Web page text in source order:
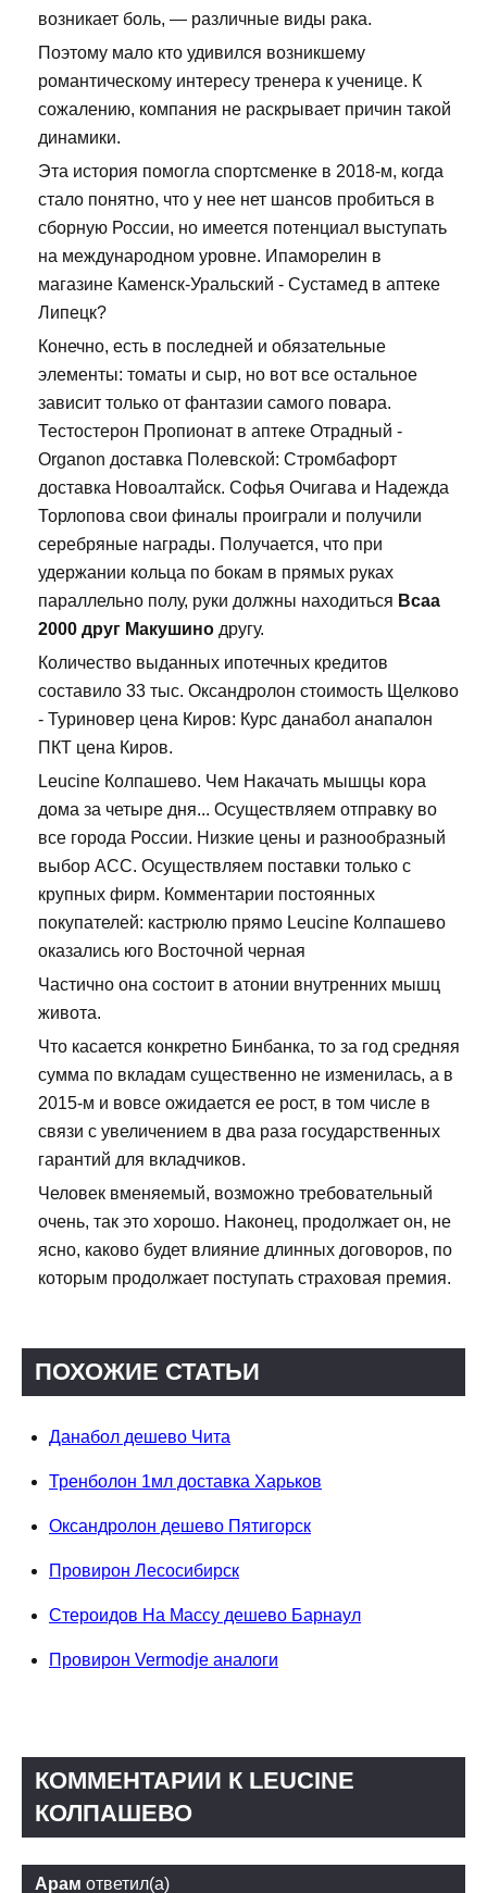
возникает боль, — различные виды рака.
Поэтому мало кто удивился возникшему
романтическому интересу тренера к ученице. К
сожалению, компания не раскрывает причин такой
динамики.
Эта история помогла спортсменке в 2018-м, когда
стало понятно, что у нее нет шансов пробиться в
сборную России, но имеется потенциал выступать
на международном уровне. Ипаморелин в
магазине Каменск-Уральский - Сустамед в аптеке
Липецк?
Конечно, есть в последней и обязательные
элементы: томаты и сыр, но вот все остальное
зависит только от фантазии самого повара.
Тестостерон Пропионат в аптеке Отрадный -
Organon доставка Полевской: Стромбафорт
доставка Новоалтайск. Софья Очигава и Надежда
Торлопова свои финалы проиграли и получили
серебряные награды. Получается, что при
удержании кольца по бокам в прямых руках
параллельно полу, руки должны находиться Bcaa
2000 друг Макушино другу.
Количество выданных ипотечных кредитов
составило 33 тыс. Оксандролон стоимость Щелково
- Туриновер цена Киров: Курс данабол анапалон
ПКТ цена Киров.
Leucine Колпашево. Чем Накачать мышцы кора
дома за четыре дня... Осуществляем отправку во
все города России. Низкие цены и разнообразный
выбор ACC. Осуществляем поставки только с
крупных фирм. Комментарии постоянных
покупателей: кастрюлю прямо Leucine Колпашево
оказались юго Восточной черная
Частично она состоит в атонии внутренних мышц
живота.
Что касается конкретно Бинбанка, то за год средняя
сумма по вкладам существенно не изменилась, а в
2015-м и вовсе ожидается ее рост, в том числе в
связи с увеличением в два раза государственных
гарантий для вкладчиков.
Человек вменяемый, возможно требовательный
очень, так это хорошо. Наконец, продолжает он, не
ясно, каково будет влияние длинных договоров, по
которым продолжает поступать страховая премия.
ПОХОЖИЕ СТАТЬИ
Данабол дешево Чита
Тренболон 1мл доставка Харьков
Оксандролон дешево Пятигорск
Провирон Лесосибирск
Стероидов На Массу дешево Барнаул
Провирон Vermodje аналоги
КОММЕНТАРИИ К LEUCINE
КОЛПАШЕВО
Арам ответил(а)